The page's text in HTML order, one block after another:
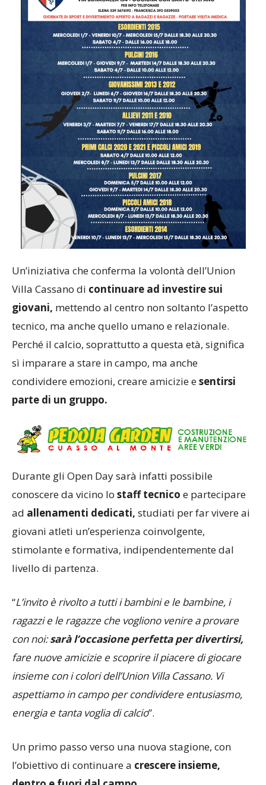
Un’iniziativa che conferma la volontà dell’Union
Villa Cassano di continuare ad investire sui
giovani, mettendo al centro non soltanto l’aspetto
tecnico, ma anche quello umano e relazionale.
Perché il calcio, soprattutto a questa età, significa
sì imparare a stare in campo, ma anche
condividere emozioni, creare amicizie esentirsi
parte di un gruppo.
Durante gli Open Day sarà infatti possibile
conoscere da vicino lo
staff tecnico
L’invito è rivolto a tutti i bambini e le bambine, i
ragazzi e le ragazze che vogliono venire a provare
con noi:
sarà l’occasione perfetta per divertirsi,
fare nuove amicizie e scoprire il piacere di giocare
insieme con i colori dell’Union Villa Cassano. Vi
aspettiamo in campo per condividere entusiasmo,
Un primo passo verso una nuova stagione, con
l’obiettivo di continuare a